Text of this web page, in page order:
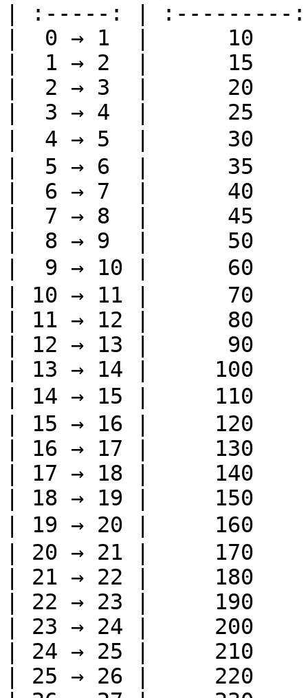
| :-----: |
|  0 → 1  |      10
|  1 → 2  |      15
|  2 → 3  |      20
|  3 → 4  |      25
|  4 → 5  |      30     |
|  5 → 6  |      35
|  6 → 7  |      40
|  7 → 8  |      45
|  8 → 9  |      50
|  9 → 10 |      60
| 10 → 11 |
| 11 → 12 |
| 12 → 13 |
| 13 → 14 |
| 14 → 15 |     110
| 15 → 16 |
| 16 → 17 |
| 17 → 18 |
| 18 → 19 |
| 19 → 20 |     160
| 20 → 21 |
| 21 → 22 |
| 22 → 23 |
| 23 → 24 |
| 24 → 25 |
| 25 → 26 |